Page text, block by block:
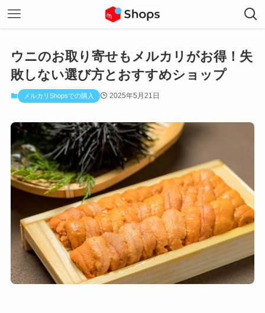
ウニのお取り寄せもメルカリがお得！失
敗しない選び方とおすすめショップ
メルカリShopsでの購入 2025年5月21日